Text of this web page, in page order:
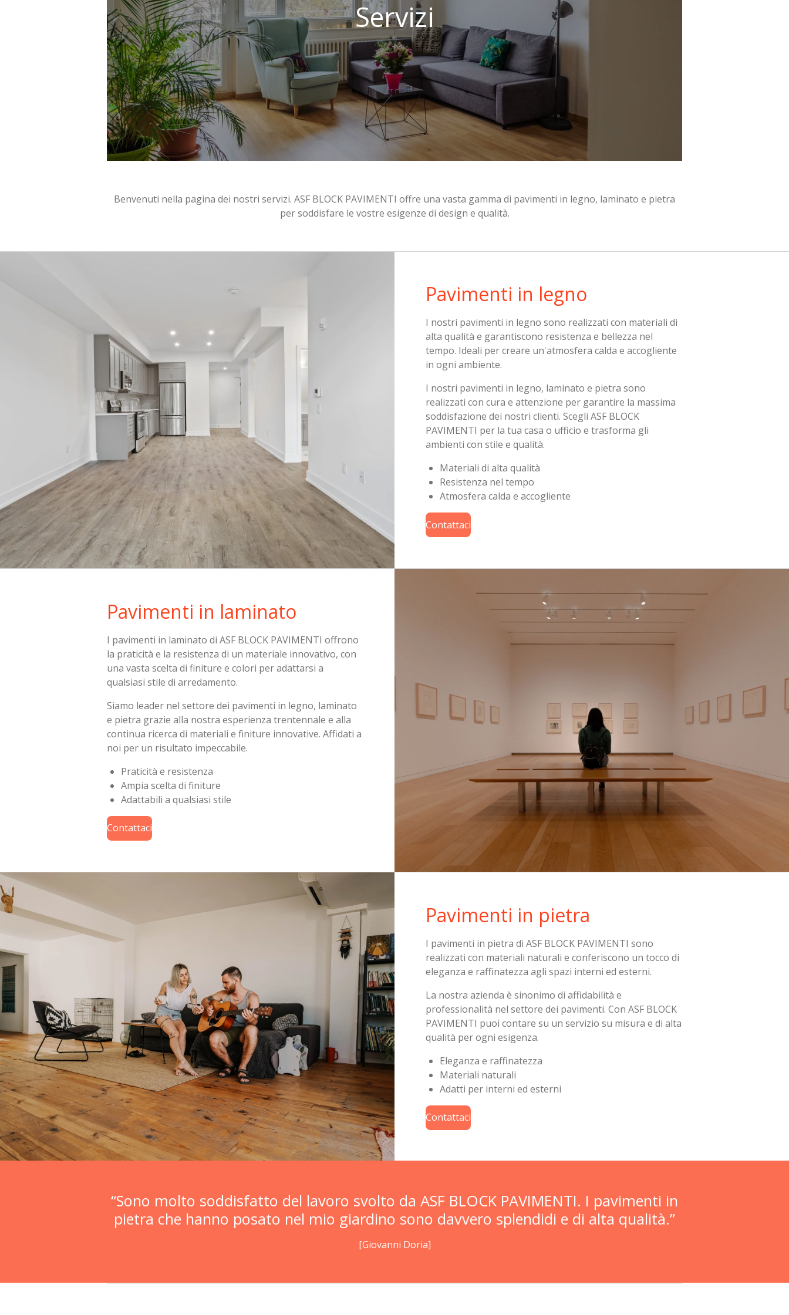
Servizi
Benvenuti nella pagina dei nostri servizi. ASF BLOCK PAVIMENTI offre una vasta gamma di pavimenti in legno, laminato e pietra
per soddisfare le vostre esigenze di design e qualità.
Pavimenti in legno
I nostri pavimenti in legno sono realizzati con materiali di
alta qualità e garantiscono resistenza e bellezza nel
tempo. Ideali per creare un'atmosfera calda e accogliente
in ogni ambiente.
I nostri pavimenti in legno, laminato e pietra sono
realizzati con cura e attenzione per garantire la massima
soddisfazione dei nostri clienti. Scegli ASF BLOCK
PAVIMENTI per la tua casa o ufficio e trasforma gli
ambienti con stile e qualità.
Materiali di alta qualità
Resistenza nel tempo
Atmosfera calda e accogliente
Contattaci
Pavimenti in laminato
I pavimenti in laminato di ASF BLOCK PAVIMENTI offrono
la praticità e la resistenza di un materiale innovativo, con
una vasta scelta di finiture e colori per adattarsi a
qualsiasi stile di arredamento.
Siamo leader nel settore dei pavimenti in legno, laminato
e pietra grazie alla nostra esperienza trentennale e alla
continua ricerca di materiali e finiture innovative. Affidati a
noi per un risultato impeccabile.
Praticità e resistenza
Ampia scelta di finiture
Adattabili a qualsiasi stile
Contattaci
Pavimenti in pietra
I pavimenti in pietra di ASF BLOCK PAVIMENTI sono
realizzati con materiali naturali e conferiscono un tocco di
eleganza e raffinatezza agli spazi interni ed esterni.
La nostra azienda è sinonimo di affidabilità e
professionalità nel settore dei pavimenti. Con ASF BLOCK
PAVIMENTI puoi contare su un servizio su misura e di alta
qualità per ogni esigenza.
Eleganza e raffinatezza
Materiali naturali
Adatti per interni ed esterni
Contattaci
“Sono molto soddisfatto del lavoro svolto da ASF BLOCK PAVIMENTI. I pavimenti in
pietra che hanno posato nel mio giardino sono davvero splendidi e di alta qualità.”
[Giovanni Doria]